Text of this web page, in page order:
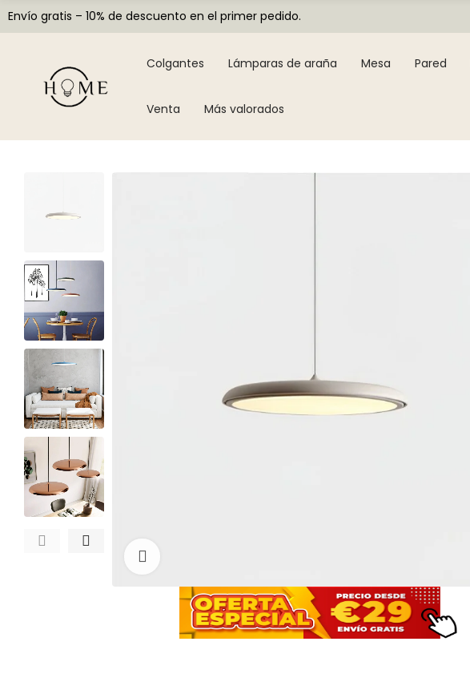
Envío gratis – 10% de descuento en el primer pedido.
Colgantes Lámparas de araña Mesa Pared
Venta Más valorados